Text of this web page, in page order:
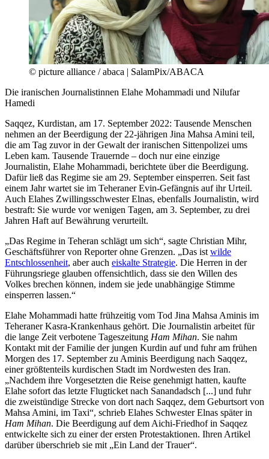
© picture alliance / abaca | SalamPix/ABACA
Die iranischen Journalistinnen Elahe Mohammadi und Nilufar
Hamedi
Saqqez, Kurdistan, am 17. September 2022: Tausende Menschen
nehmen an der Beerdigung der 22-jährigen Jina Mahsa Amini teil,
die am Tag zuvor in der Gewalt der iranischen Sittenpolizei ums
Leben kam. Tausende Trauernde – doch nur eine einzige
Journalistin, Elahe Mohammadi, berichtete über die Beerdigung.
Dafür ließ das Regime sie am 29. September einsperren. Seit fast
einem Jahr wartet sie im Teheraner Evin-Gefängnis auf ihr Urteil.
Auch Elahes Zwillingsschwester Elnas, ebenfalls Journalistin, wird
bestraft: Sie wurde vor wenigen Tagen, am 3. September, zu drei
Jahren Haft auf Bewährung verurteilt.
„Das Regime in Teheran schlägt um sich“, sagte Christian Mihr,
Geschäftsführer von Reporter ohne Grenzen. „Das ist wilde
Entschlossenheit, aber auch eiskalte Strategie. Die Herren in der
Führungsriege glauben offensichtlich, dass sie den Willen des
Volkes brechen können, indem sie jede unabhängige Stimme
einsperren lassen.“
Elahe Mohammadi hatte frühzeitig vom Tod Jina Mahsa Aminis im
Teheraner Kasra-Krankenhaus gehört. Die Journalistin arbeitet für
die lange Zeit verbotene Tageszeitung Ham Mihan. Sie nahm
Kontakt mit der Familie der jungen Kurdin auf und fuhr am frühen
Morgen des 17. September zu Aminis Beerdigung nach Saqqez,
einer größtenteils kurdischen Stadt im Nordwesten des Iran.
„Nachdem ihre Vorgesetzten die Reise genehmigt hatten, kaufte
Elahe sofort das letzte Flugticket nach Sanandadsch [...] und fuhr
die zweistündige Strecke von dort nach Saqqez, dem Geburtsort von
Mahsa Amini, im Taxi“, schrieb Elahes Schwester Elnas später in
Ham Mihan. Die Beerdigung auf dem Aichi-Friedhof in Saqqez
entwickelte sich zu einer der ersten Protestaktionen. Ihren Artikel
darüber überschrieb sie mit „Ein Land der Trauer“.